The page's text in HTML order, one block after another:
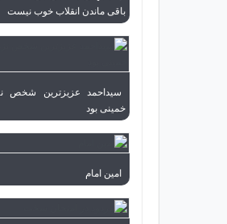
باقی ماندن انقلاب خوب نیست
سیداحمد عزیزترین شخص
خمینی بود
امین امام